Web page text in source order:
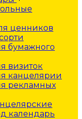
ценников
бумажного
визиток
канцелярии
рекламных
календарь